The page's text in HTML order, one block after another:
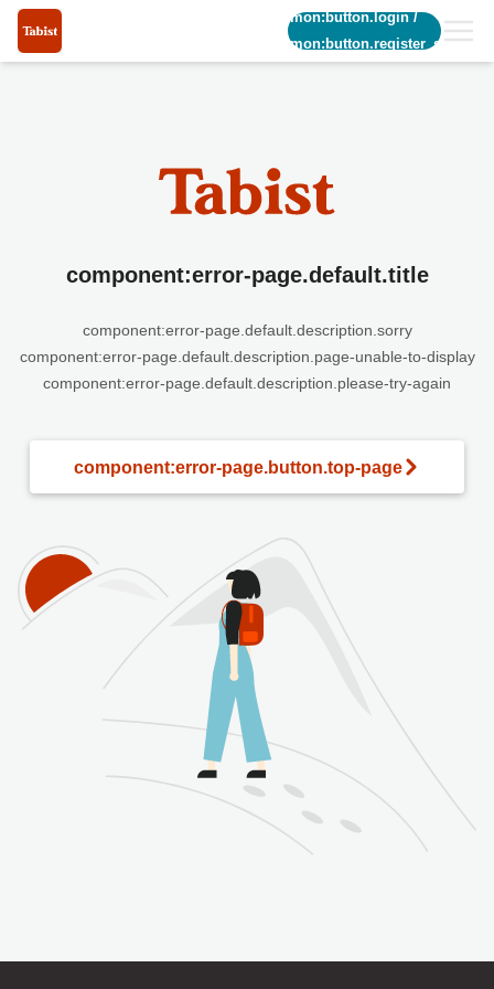
common:button.login/
common:button.register_short
component:error-page.default.title
component:error-page.default.description.sorry
component:error-page.default.description.page-unable-to-display
component:error-page.default.description.please-try-again
component:error-page.button.top-page